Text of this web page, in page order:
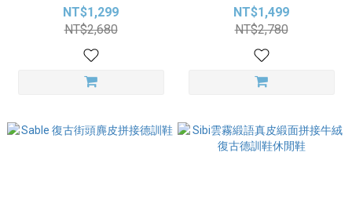
NT$1,299
NT$2,680
NT$1,499
NT$2,780